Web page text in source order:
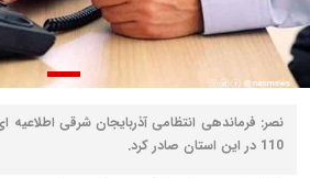
نصر: فرماندهی انتظامی آذربایجان شرقی اطلاعیه
110 در این استان صادر کرد.